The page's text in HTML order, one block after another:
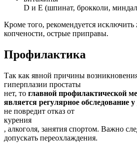
D и E (шпинат, брокколи,
Кроме того, рекомендуется
копчености, острые приправы.
Профилактика
Так как явной причины
гиперплазии простаты
нет, то главной профилактической
является регулярное обследование у
не повредит отказ от
курения
, алкоголя, занятия спортом. Важно
допускать переохлаждения.